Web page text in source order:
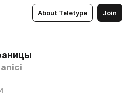
About Teletype Join